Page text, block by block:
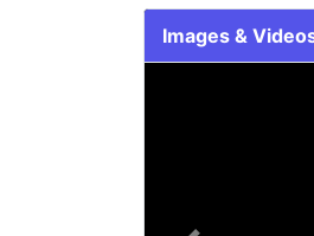
Images &